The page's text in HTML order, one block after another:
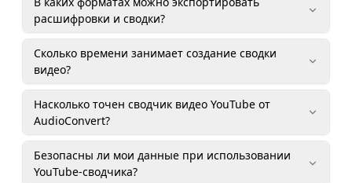
расшифровки и сводки?
Сколько времени занимает создание сводки
видео?
Насколько точен сводчик видео YouTube от
AudioConvert?
Безопасны ли мои данные при использовании
YouTube-сводчика?